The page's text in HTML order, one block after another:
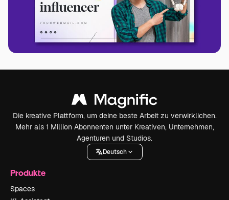
Die kreative Plattform, um deine beste Arbeit zu verwirklichen.
Mehr als 1 Million Abonnenten unter Kreativen, Unternehmen,
Agenturen und Studios.
Deutsch
Produkte
Spaces